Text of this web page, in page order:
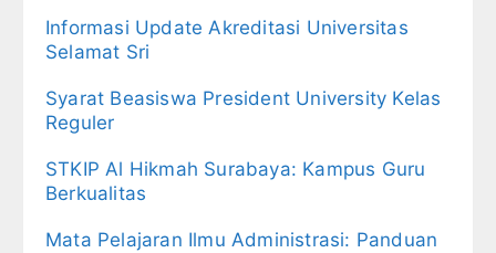
Informasi Update Akreditasi Universitas
Selamat Sri
Syarat Beasiswa President University Kelas
Reguler
STKIP Al Hikmah Surabaya: Kampus Guru
Berkualitas
Mata Pelajaran Ilmu Administrasi: Panduan